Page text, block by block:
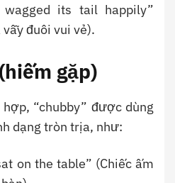
wagged its tail happily”
đuôi vui vẻ).
gặp)
“chubby” được dùng
dạng tròn trịa, như:
on the table” (Chiếc ấm